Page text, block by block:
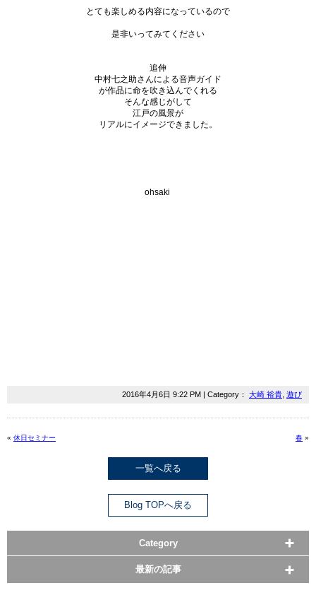
とても楽しめる内容になっているので
是非いってみてください
追伸
中村七之助さんによる音声ガイド
が作品に命を吹き込んでくれる
そんな感じがして
江戸の風景が
リアルにイメージできました。
ohsaki
2016年4月6日 9:22 PM | Category： 大崎 裕貴 遊び
« 休日セミナー 春 »
一覧へ戻る
Blog TOPへ戻る
Category
最新の記事